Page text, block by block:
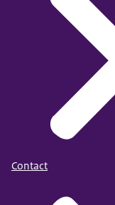
Contact